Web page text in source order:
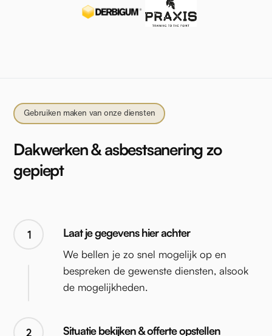
Gebruiken maken van onze diensten
Dakwerken & asbestsanering zo
gepiept
1
2
Laat je gegevens hier achter
We bellen je zo snel mogelijk op en
bespreken de gewenste diensten, alsook
de mogelijkheden.
Situatie bekijken & offerte opstellen